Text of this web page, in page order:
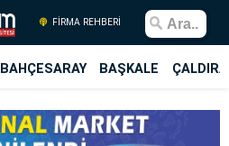
FİRMA REHBERİ
BAHÇESARAY BAŞKALE